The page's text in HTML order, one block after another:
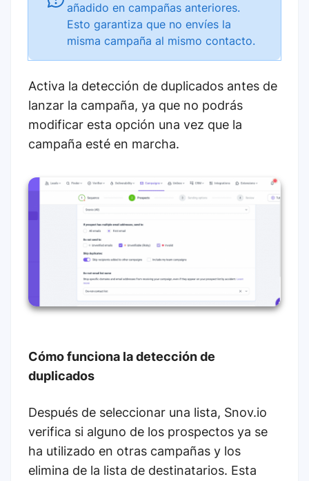
añadido en campañas anteriores.
Esto garantiza que no envíes la
misma campaña al mismo contacto.
Activa la detección de duplicados antes de
lanzar la campaña, ya que no podrás
modificar esta opción una vez que la
campaña esté en marcha.
Cómo funciona la detección de
duplicados
Después de seleccionar una lista, Snov.io
verifica si alguno de los prospectos ya se
ha utilizado en otras campañas y los
elimina de la lista de destinatarios. Esta